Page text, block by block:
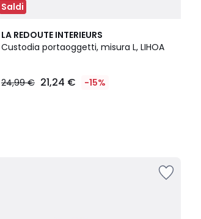
Saldi
LA REDOUTE INTERIEURS
Custodia portaoggetti, misura L, LIHOA
24,99 € 21,24 € -15%